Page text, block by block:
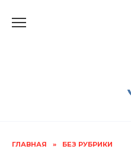
ГЛАВНАЯ » БЕЗ РУБРИКИ